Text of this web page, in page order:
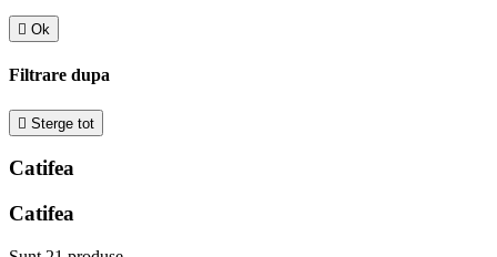
 Ok
Filtrare dupa
 Sterge tot
Catifea
Catifea